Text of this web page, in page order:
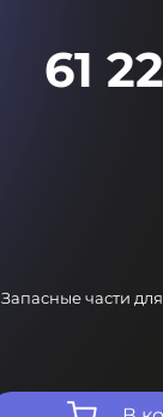
61
Запасные части